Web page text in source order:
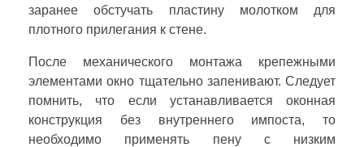
заранее обстучать пластину молотком для
плотного прилегания к стене.
После механического монтажа крепежными
элементами окно тщательно запенивают. Следует
помнить, что если устанавливается оконная
конструкция без внутреннего импоста, то
необходимо применять пену c низким